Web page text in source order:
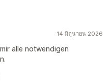
14 มิถุนายน 2026
alle notwendigen